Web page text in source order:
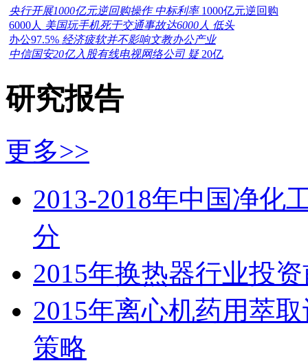
央行开展1000亿元逆回购操作 中标利率 1000亿元逆回购
6000人 美国玩手机死于交通事故达6000人 低头
办公97.5% 经济疲软并不影响文教办公产业
中信国安20亿入股有线电视网络公司 疑 20亿
研究报告
更多>>
2013-2018年中国净化
分
2015年换热器行业投
2015年离心机药用萃
策略